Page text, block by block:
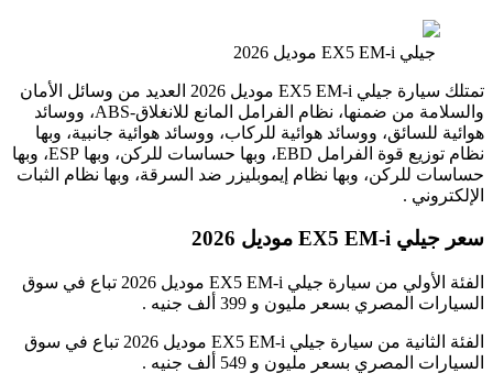
جيلي EX5 EM-i موديل 2026
تمتلك سيارة جيلي EX5 EM-i موديل 2026 العديد من وسائل الأمان
والسلامة من ضمنها، نظام الفرامل المانع للانغلاق-ABS، ووسائد
هوائية للسائق، ووسائد هوائية للركاب، ووسائد هوائية جانبية، وبها
نظام توزيع قوة الفرامل EBD، وبها حساسات للركن، وبها ESP، وبها
حساسات للركن، وبها نظام إيموبليزر ضد السرقة، وبها نظام الثبات
الإلكتروني .
سعر جيلي EX5 EM-i موديل 2026
الفئة الأولي من سيارة جيلي EX5 EM-i موديل 2026 تباع في سوق
السيارات المصري بسعر مليون و 399 ألف جنيه .
الفئة الثانية من سيارة جيلي EX5 EM-i موديل 2026 تباع في سوق
السيارات المصري بسعر مليون و 549 ألف جنيه .